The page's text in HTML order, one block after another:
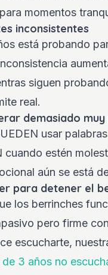
momentos
inconsistentes
está probando
siguen
real.
demasiado
usar
cuando estén
aún se está
para detener el
los berrinches
pero firme
escucharte,
3 años no